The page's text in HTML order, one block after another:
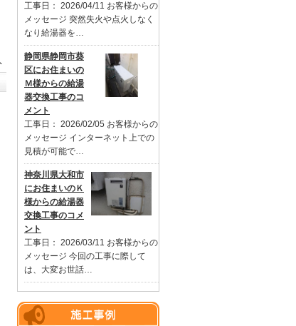
工事日： 2026/04/11 お客様からの
メッセージ 突然失火や点火しなく
なり給湯器を…
静岡県静岡市葵
区にお住まいの
Ｍ様からの給湯
器交換工事のコ
メント
工事日： 2026/02/05 お客様からの
メッセージ インターネット上での
見積が可能で…
神奈川県大和市
にお住まいのＫ
様からの給湯器
交換工事のコメ
ント
工事日： 2026/03/11 お客様からの
メッセージ 今回の工事に際して
は、大変お世話…